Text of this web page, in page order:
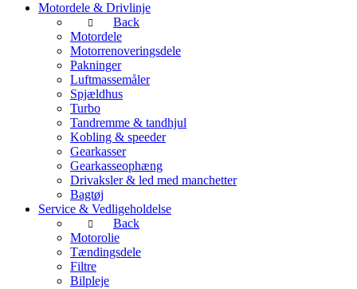
Motordele & Drivlinje
Back
Motordele
Motorrenoveringsdele
Pakninger
Luftmassemåler
Spjældhus
Turbo
Tandremme & tandhjul
Kobling & speeder
Gearkasser
Gearkasseophæng
Drivaksler & led med manchetter
Bagtøj
Service & Vedligeholdelse
Back
Motorolie
Tændingsdele
Filtre
Bilpleje